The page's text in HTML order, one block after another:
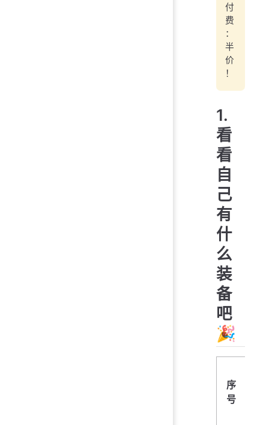
付
费
：
半
价
！
1.
看
看
自
己
有
什
么
装
备
吧
🎉
序
号